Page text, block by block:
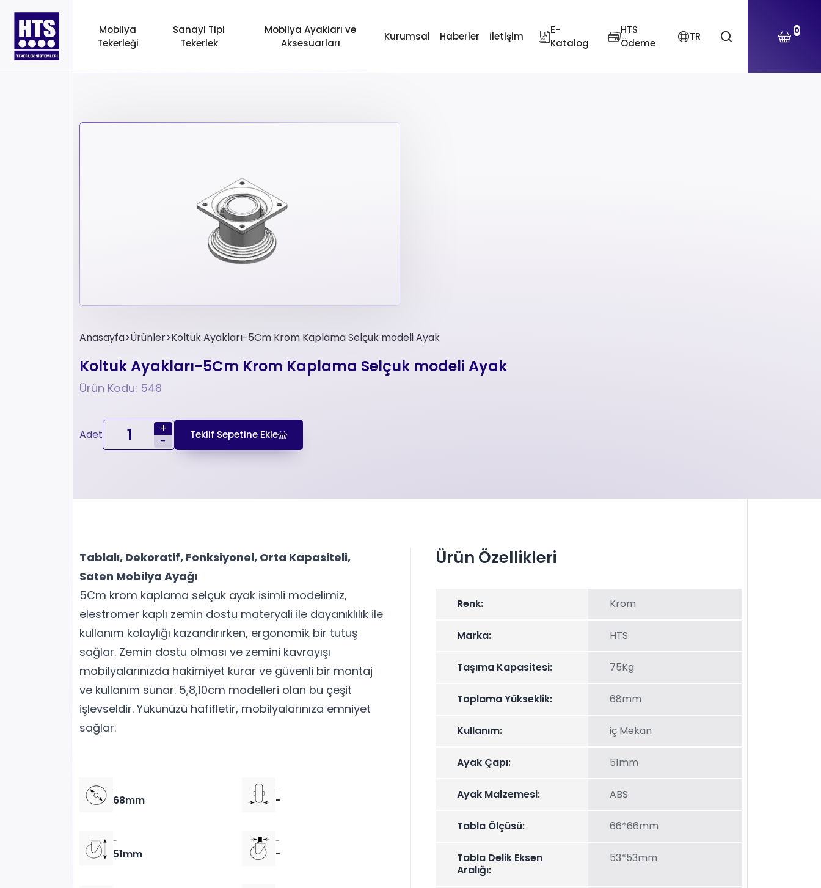
Mobilya
Tekerleği
Sanayi Tipi
Tekerlek
Mobilya Ayakları ve
Aksesuarları
Kurumsal Haberler İletişim
E-
Katalog
HTS
Ödeme
TR 0
Anasayfa Ürünler Koltuk Ayakları-5Cm Krom Kaplama Selçuk modeli Ayak
Koltuk Ayakları-5Cm Krom Kaplama Selçuk modeli Ayak
Ürün Kodu: 548
Adet
+
-
Teklif Sepetine Ekle
Tablalı, Dekoratif, Fonksiyonel, Orta Kapasiteli,
Saten Mobilya Ayağı
5Cm krom kaplama selçuk ayak isimli modelimiz,
elestromer kaplı zemin dostu materyali ile dayanıklılık ile
kullanım kolaylığı kazandırırken, ergonomik bir tutuş
sağlar. Zemin dostu olması ve zemini kavrayışı
mobilyalarınızda hakimiyet kurar ve güvenli bir montaj
ve kullanım sunar. 5,8,10cm modelleri olan bu çeşit
işlevseldir. Yükünüzü hafifletir, mobilyalarınıza emniyet
sağlar.
-
68mm
-
-
-
51mm
-
-
Ürün Özellikleri
Renk: Krom
Marka: HTS
Taşıma Kapasitesi: 75Kg
Toplama Yükseklik: 68mm
Kullanım: iç Mekan
Ayak Çapı: 51mm
Ayak Malzemesi: ABS
Tabla Ölçüsü: 66*66mm
Tabla Delik Eksen
Aralığı:
53*53mm